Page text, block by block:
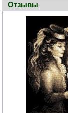
Отзывы